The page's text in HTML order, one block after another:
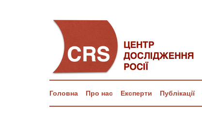
Головна Про нас Експерти Публікації